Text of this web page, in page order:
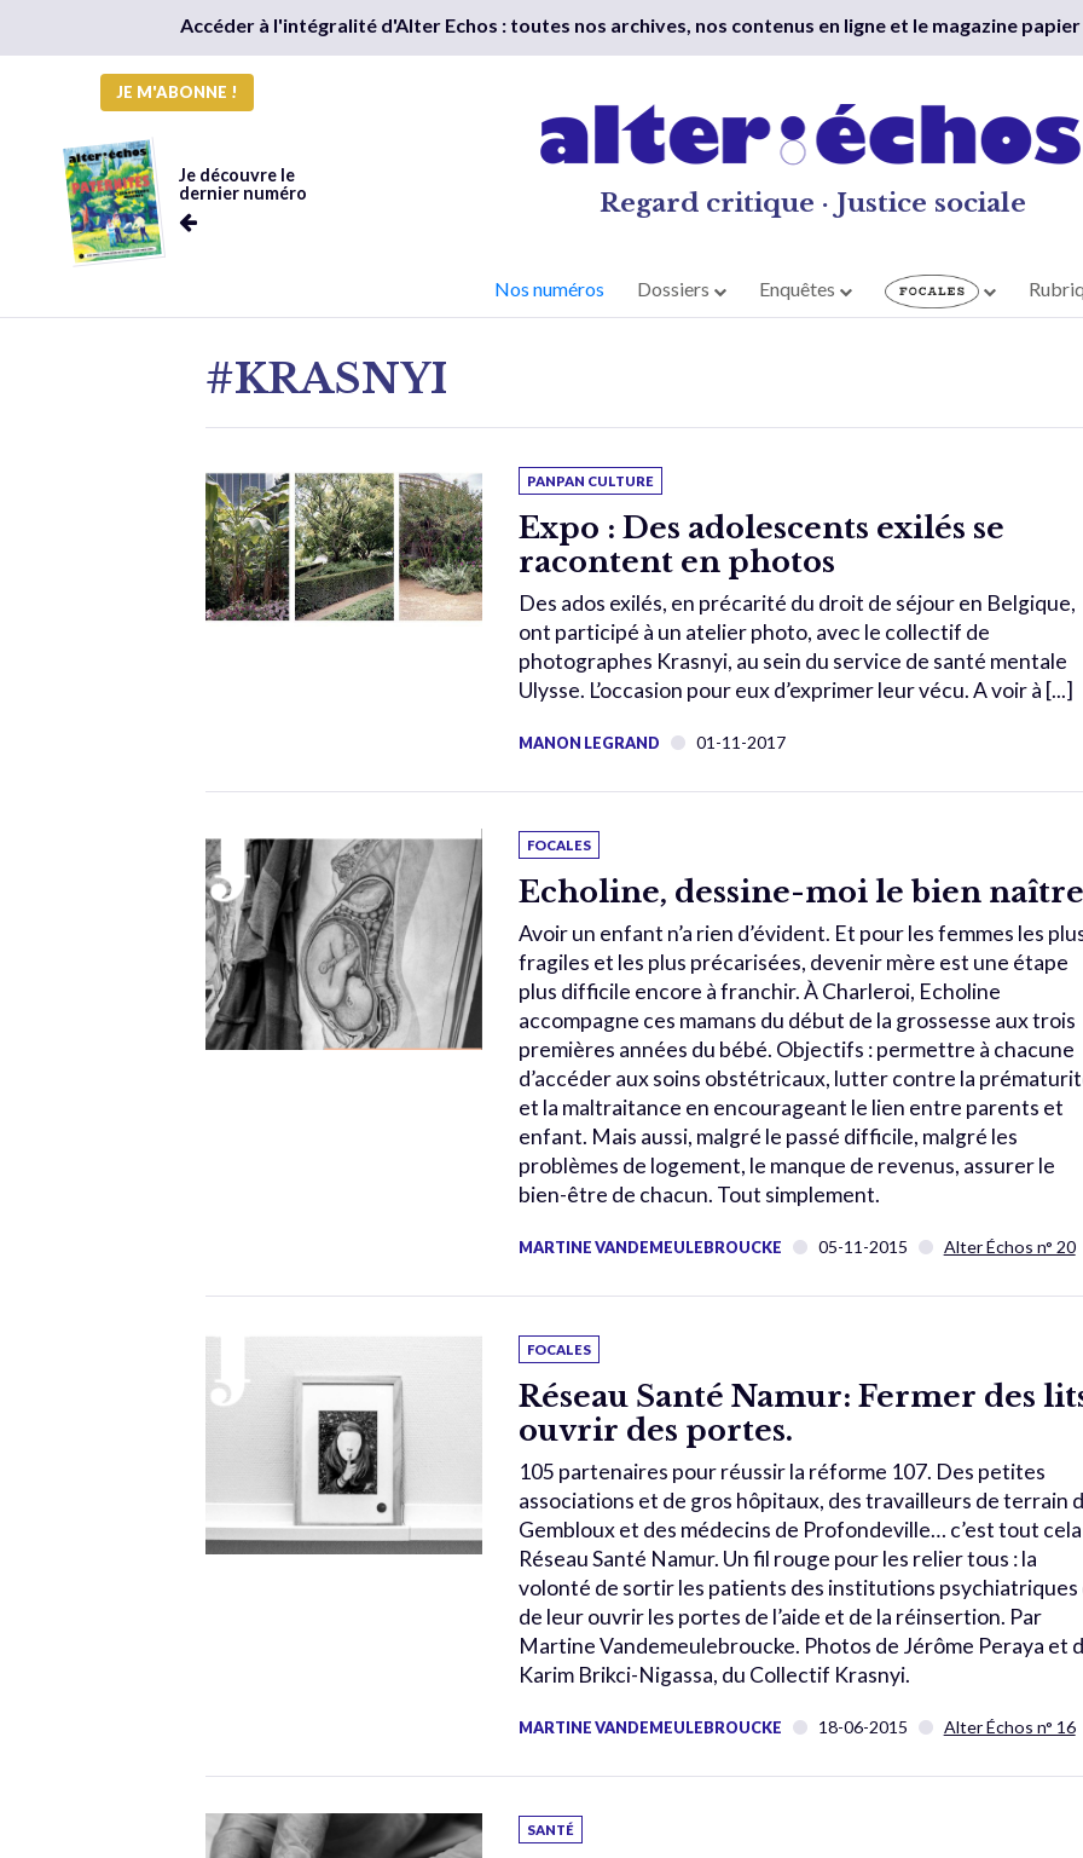
Accéder à l'intégralité d'Alter Echos : toutes nos archives, nos contenus en ligne et le magazine papier
JE M'ABONNE !
Je découvre le
dernier numéro
Regard critique · Justice sociale
Nos numéros Dossiers Enquêtes
#KRASNYI
PANPAN CULTURE
Expo : Des adolescents exilés se
racontent en photos
Des ados exilés, en précarité du droit de séjour en Belgique,
ont participé à un atelier photo, avec le collectif de
photographes Krasnyi, au sein du service de santé mentale
Ulysse. L’occasion pour eux d’exprimer leur vécu. A voir à [...]
MANON LEGRAND 01-11-2017
FOCALES
Echoline, dessine-moi le bien naître
Avoir un enfant n’a rien d’évident. Et pour les femmes les
fragiles et les plus précarisées, devenir mère est une étape
plus difficile encore à franchir. À Charleroi, Echoline
accompagne ces mamans du début de la grossesse aux trois
premières années du bébé. Objectifs : permettre à chacune
d’accéder aux soins obstétricaux, lutter contre la
et la maltraitance en encourageant le lien entre parents et
enfant. Mais aussi, malgré le passé difficile, malgré les
problèmes de logement, le manque de revenus, assurer le
bien-être de chacun. Tout simplement.
MARTINE VANDEMEULEBROUCKE 05-11-2015 Alter Échos n° 20
FOCALES
Réseau Santé Namur: Fermer des
ouvrir des portes.
105 partenaires pour réussir la réforme 107. Des petites
associations et de gros hôpitaux, des travailleurs de terrain
Gembloux et des médecins de Profondeville… c’est tout
Réseau Santé Namur. Un fil rouge pour les relier tous : la
volonté de sortir les patients des institutions psychiatriques
de leur ouvrir les portes de l’aide et de la réinsertion. Par
Martine Vandemeulebroucke. Photos de Jérôme Peraya et
Karim Brikci-Nigassa, du Collectif Krasnyi.
MARTINE VANDEMEULEBROUCKE 18-06-2015 Alter Échos n° 16
SANTÉ